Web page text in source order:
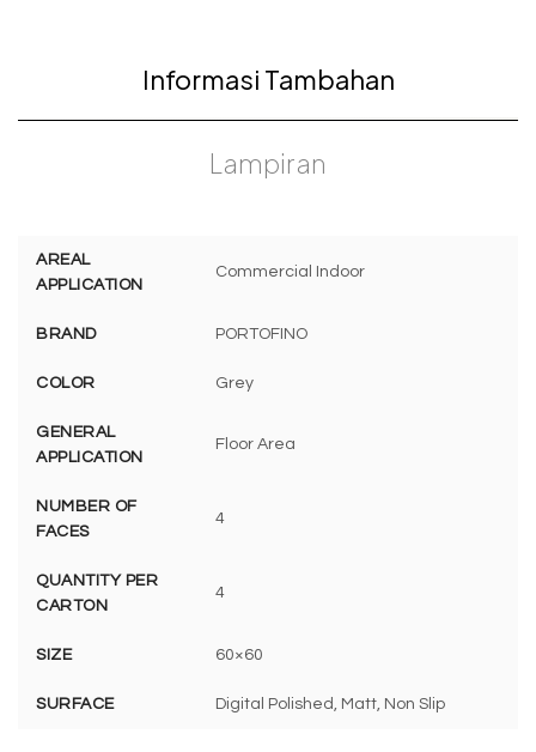
Informasi Tambahan
Lampiran
AREAL
APPLICATION
Commercial Indoor
BRAND PORTOFINO
COLOR Grey
GENERAL
APPLICATION
Floor Area
NUMBER OF
FACES
4
QUANTITY PER
CARTON
4
SIZE 60×60
SURFACE Digital Polished, Matt, Non Slip